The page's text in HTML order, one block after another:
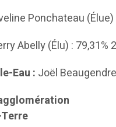
Ponchateau
Abelly (Élu) :
Eau : Joël